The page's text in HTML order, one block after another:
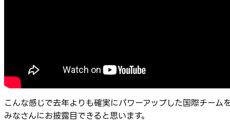
こんな感じで去年よりも確実にパワーアップした国際チーム
みなさんにお披露目できると思います。